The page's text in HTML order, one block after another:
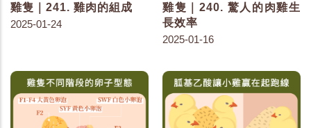
雞隻｜241. 雞肉的組成
2025-01-24
雞隻｜240. 驚人的肉雞生
長效率
2025-01-16